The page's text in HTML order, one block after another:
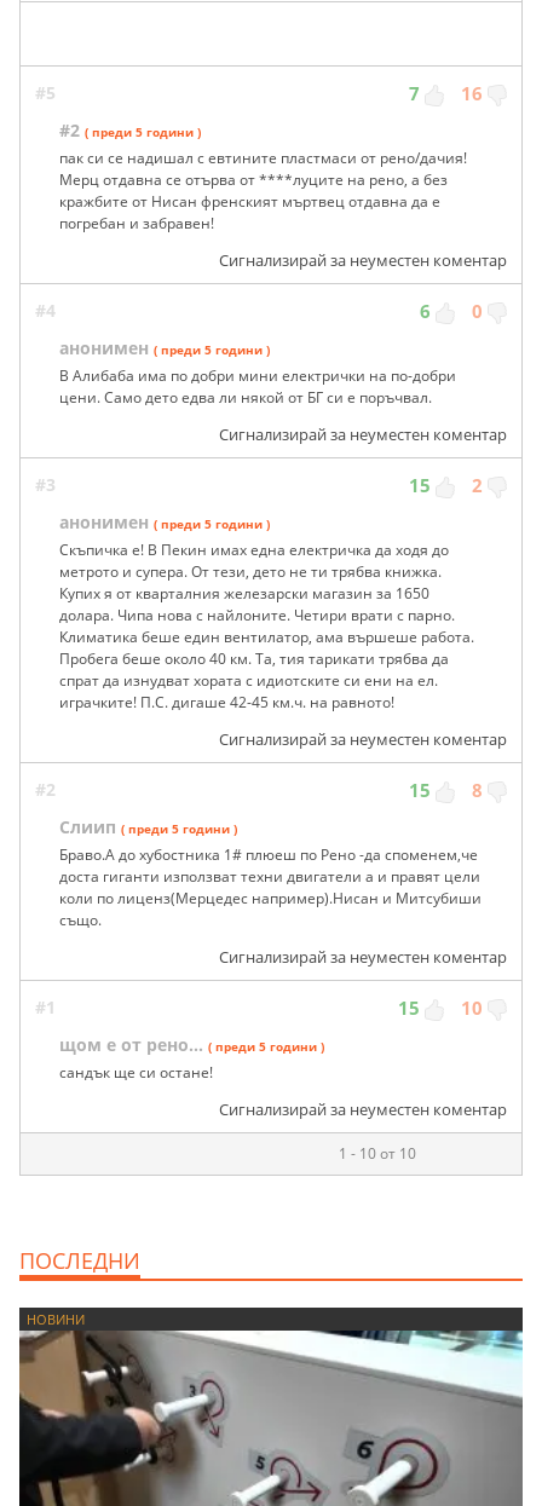
#5 7 16
#2 ( преди 5 години )
пак си се надишал с евтините пластмаси от рено/дачия!
Мерц отдавна се отърва от ****луците на рено, а без
кражбите от Нисан френският мъртвец отдавна да е
погребан и забравен!
Сигнализирай за неуместен коментар
#4 6 0
анонимен ( преди 5 години )
В Алибаба има по добри мини електрички на по-добри
цени. Само дето едва ли някой от БГ си е поръчвал.
Сигнализирай за неуместен коментар
#3 15 2
анонимен ( преди 5 години )
Скъпичка е! В Пекин имах една електричка да ходя до
метрото и супера. От тези, дето не ти трябва книжка.
Купих я от кварталния железарски магазин за 1650
долара. Чипа нова с найлоните. Четири врати с парно.
Климатика беше един вентилатор, ама вършеше работа.
Пробега беше около 40 км. Та, тия тарикати трябва да
спрат да изнудват хората с идиотските си ени на ел.
играчките! П.С. дигаше 42-45 км.ч. на равното!
Сигнализирай за неуместен коментар
#2 15 8
Слиип ( преди 5 години )
Браво.А до хубостника 1# плюеш по Рено -да споменем,че
доста гиганти използват техни двигатели а и правят цели
коли по лиценз(Мерцедес например).Нисан и Митсубиши
също.
Сигнализирай за неуместен коментар
#1 15 10
щом е от рено... ( преди 5 години )
сандък ще си остане!
Сигнализирай за неуместен коментар
1 - 10 от 10
ПОСЛЕДНИ
НОВИНИ